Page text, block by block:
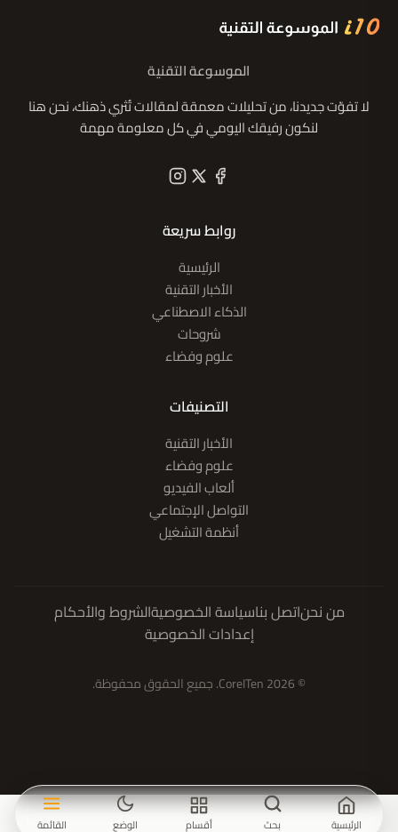
الرئيسية بحث أقسام الوضع القائمة
الموسوعة التقنية
لا تفوّت جديدنا، من تحليلات معمقة لمقالات تُثري ذهنك، نحن هنا
لنكون رفيقك اليومي في كل معلومة مهمة
روابط سريعة
الرئيسية
الأخبار التقنية
الذكاء الاصطناعي
شروحات
علوم وفضاء
التصنيفات
الأخبار التقنية
علوم وفضاء
ألعاب الفيديو
التواصل الإجتماعي
أنظمة التشغيل
من نحناتصل بناسياسة الخصوصيةالشروط والأحكام
إعدادات الخصوصية
© 2026 CoreITen. جميع الحقوق محفوظة.